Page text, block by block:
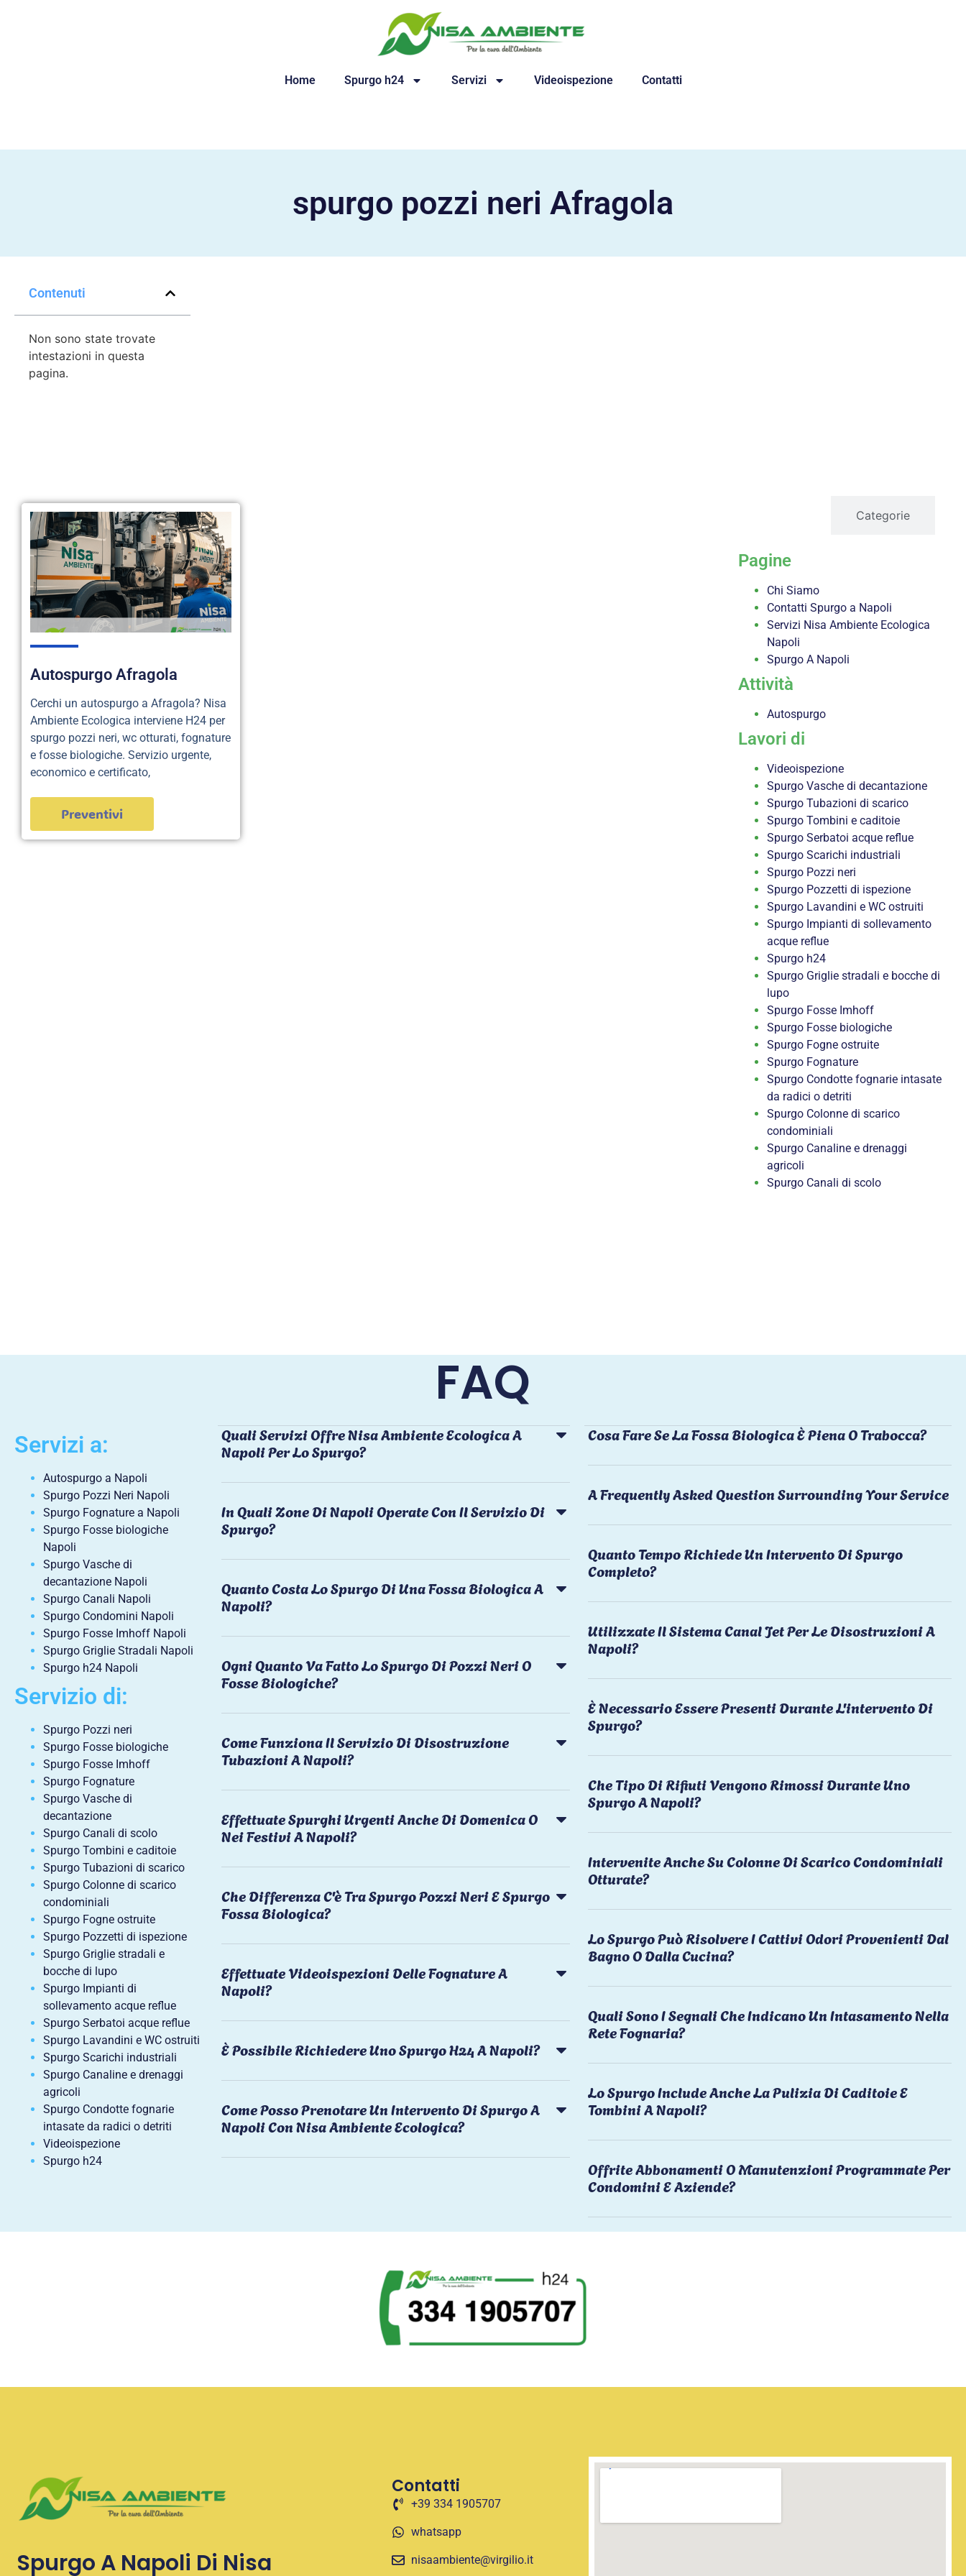
Home Spurgo h24 Servizi Videoispezione Contatti
spurgo pozzi neri Afragola
Contenuti
Non sono state trovate
intestazioni in questa
pagina.
Autospurgo Afragola
Cerchi un autospurgo a Afragola? Nisa
Ambiente Ecologica interviene H24 per
spurgo pozzi neri, wc otturati, fognature
e fosse biologiche. Servizio urgente,
economico e certificato,
Preventivi
Categorie
Pagine
Chi Siamo
Contatti Spurgo a Napoli
Servizi Nisa Ambiente Ecologica
Napoli
Spurgo A Napoli
Attività
Autospurgo
Lavori di
Videoispezione
Spurgo Vasche di decantazione
Spurgo Tubazioni di scarico
Spurgo Tombini e caditoie
Spurgo Serbatoi acque reflue
Spurgo Scarichi industriali
Spurgo Pozzi neri
Spurgo Pozzetti di ispezione
Spurgo Lavandini e WC ostruiti
Spurgo Impianti di sollevamento
acque reflue
Spurgo h24
Spurgo Griglie stradali e bocche di
lupo
Spurgo Fosse Imhoff
Spurgo Fosse biologiche
Spurgo Fogne ostruite
Spurgo Fognature
Spurgo Condotte fognarie intasate
da radici o detriti
Spurgo Colonne di scarico
condominiali
Spurgo Canaline e drenaggi
agricoli
Spurgo Canali di scolo
FAQ
Servizi a:
Autospurgo a Napoli
Spurgo Pozzi Neri Napoli
Spurgo Fognature a Napoli
Spurgo Fosse biologiche
Napoli
Spurgo Vasche di
decantazione Napoli
Spurgo Canali Napoli
Spurgo Condomini Napoli
Spurgo Fosse Imhoff Napoli
Spurgo Griglie Stradali Napoli
Spurgo h24 Napoli
Servizio di:
Spurgo Pozzi neri
Spurgo Fosse biologiche
Spurgo Fosse Imhoff
Spurgo Fognature
Spurgo Vasche di
decantazione
Spurgo Canali di scolo
Spurgo Tombini e caditoie
Spurgo Tubazioni di scarico
Spurgo Colonne di scarico
condominiali
Spurgo Fogne ostruite
Spurgo Pozzetti di ispezione
Spurgo Griglie stradali e
bocche di lupo
Spurgo Impianti di
sollevamento acque reflue
Spurgo Serbatoi acque reflue
Spurgo Lavandini e WC ostruiti
Spurgo Scarichi industriali
Spurgo Canaline e drenaggi
agricoli
Spurgo Condotte fognarie
intasate da radici o detriti
Videoispezione
Spurgo h24
Quali Servizi Offre Nisa Ambiente Ecologica A
Napoli Per Lo Spurgo?
In Quali Zone Di Napoli Operate Con Il Servizio Di
Spurgo?
Quanto Costa Lo Spurgo Di Una Fossa Biologica A
Napoli?
Ogni Quanto Va Fatto Lo Spurgo Di Pozzi Neri O
Fosse Biologiche?
Come Funziona Il Servizio Di Disostruzione
Tubazioni A Napoli?
Effettuate Spurghi Urgenti Anche Di Domenica O
Nei Festivi A Napoli?
Che Differenza C'è Tra Spurgo Pozzi Neri E Spurgo
Fossa Biologica?
Effettuate Videoispezioni Delle Fognature A
Napoli?
È Possibile Richiedere Uno Spurgo H24 A Napoli?
Come Posso Prenotare Un Intervento Di Spurgo A
Napoli Con Nisa Ambiente Ecologica?
Cosa Fare Se La Fossa Biologica È Piena O Trabocca?
A Frequently Asked Question Surrounding Your Service
Quanto Tempo Richiede Un Intervento Di Spurgo
Completo?
Utilizzate Il Sistema Canal Jet Per Le Disostruzioni A
Napoli?
È Necessario Essere Presenti Durante L'intervento Di
Spurgo?
Che Tipo Di Rifiuti Vengono Rimossi Durante Uno
Spurgo A Napoli?
Intervenite Anche Su Colonne Di Scarico Condominiali
Otturate?
Lo Spurgo Può Risolvere I Cattivi Odori Provenienti Dal
Bagno O Dalla Cucina?
Quali Sono I Segnali Che Indicano Un Intasamento Nella
Rete Fognaria?
Lo Spurgo Include Anche La Pulizia Di Caditoie E
Tombini A Napoli?
Offrite Abbonamenti O Manutenzioni Programmate Per
Condomini E Aziende?
Spurgo A Napoli Di Nisa
Contatti
+39 334 1905707
whatsapp
nisaambiente@virgilio.it